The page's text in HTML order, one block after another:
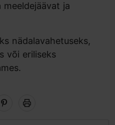
ja
nädalavahetuseks,
või eriliseks